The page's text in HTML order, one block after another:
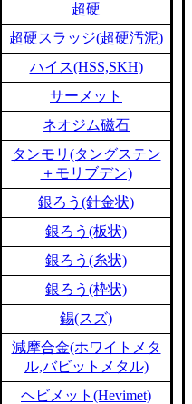
超硬
超硬スラッジ(超硬汚泥)
ハイス(HSS,SKH)
サーメット
ネオジム磁石
タンモリ(タングステン
＋モリブデン)
銀ろう(針金状)
銀ろう(板状)
銀ろう(糸状)
銀ろう(枠状)
錫(スズ)
減摩合金(ホワイトメタ
ル,バビットメタル)
ヘビメット(Hevimet)